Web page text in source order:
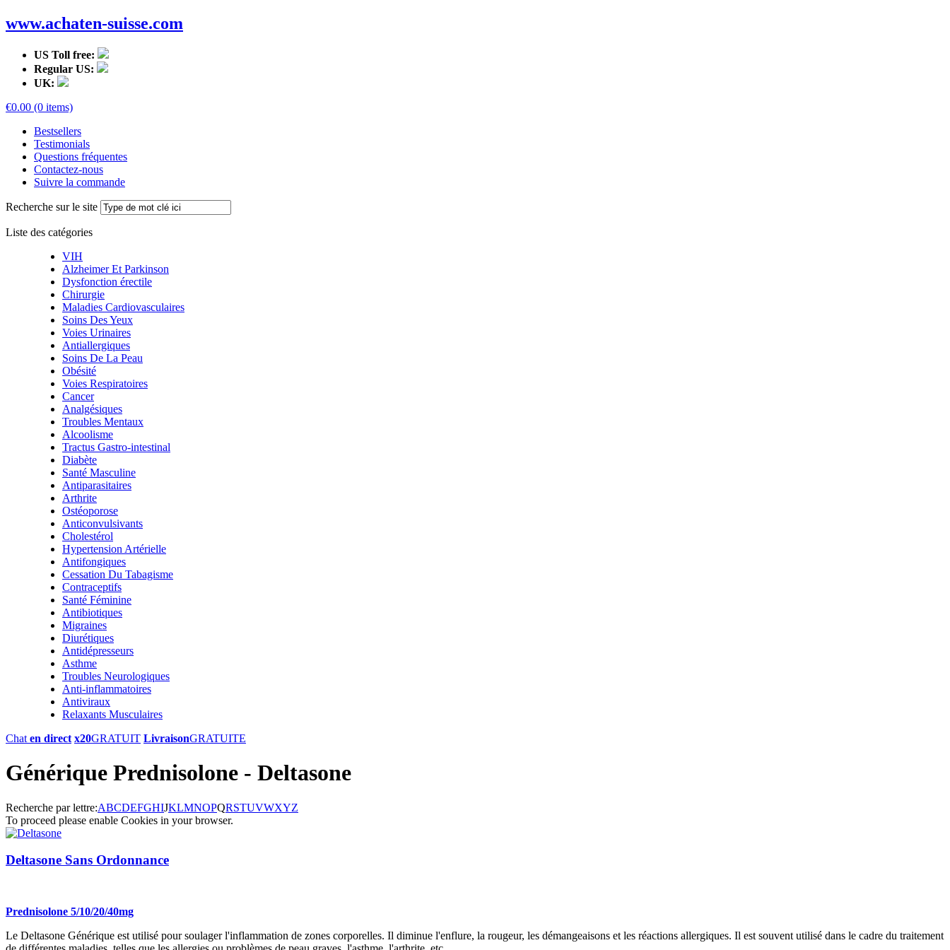
www.achaten-suisse.com
US Toll free:
Regular US:
UK:
€0.00 (0 items)
Bestsellers
Testimonials
Questions fréquentes
Contactez-nous
Suivre la commande
Recherche sur le site
Liste des catégories
VIH
Alzheimer Et Parkinson
Dysfonction érectile
Chirurgie
Maladies Cardiovasculaires
Soins Des Yeux
Voies Urinaires
Antiallergiques
Soins De La Peau
Obésité
Voies Respiratoires
Cancer
Analgésiques
Troubles Mentaux
Alcoolisme
Tractus Gastro-intestinal
Diabète
Santé Masculine
Antiparasitaires
Arthrite
Ostéoporose
Anticonvulsivants
Cholestérol
Hypertension Artérielle
Antifongiques
Cessation Du Tabagisme
Contraceptifs
Santé Féminine
Antibiotiques
Migraines
Diurétiques
Antidépresseurs
Asthme
Troubles Neurologiques
Anti-inflammatoires
Antiviraux
Relaxants Musculaires
Chat en direct x20GRATUIT LivraisonGRATUITE
Générique Prednisolone - Deltasone
Recherche par lettre:ABCDEFGHIJKLMNOPQRSTUVWXYZ
To proceed please enable Cookies in your browser.
Deltasone Sans Ordonnance
Prednisolone 5/10/20/40mg
Le Deltasone Générique est utilisé pour soulager l'inflammation de zones corporelles. Il diminue l'enflure, la rougeur, les démangeaisons et les réactions allergiques. Il est souvent utilisé dans le cadre du traitement